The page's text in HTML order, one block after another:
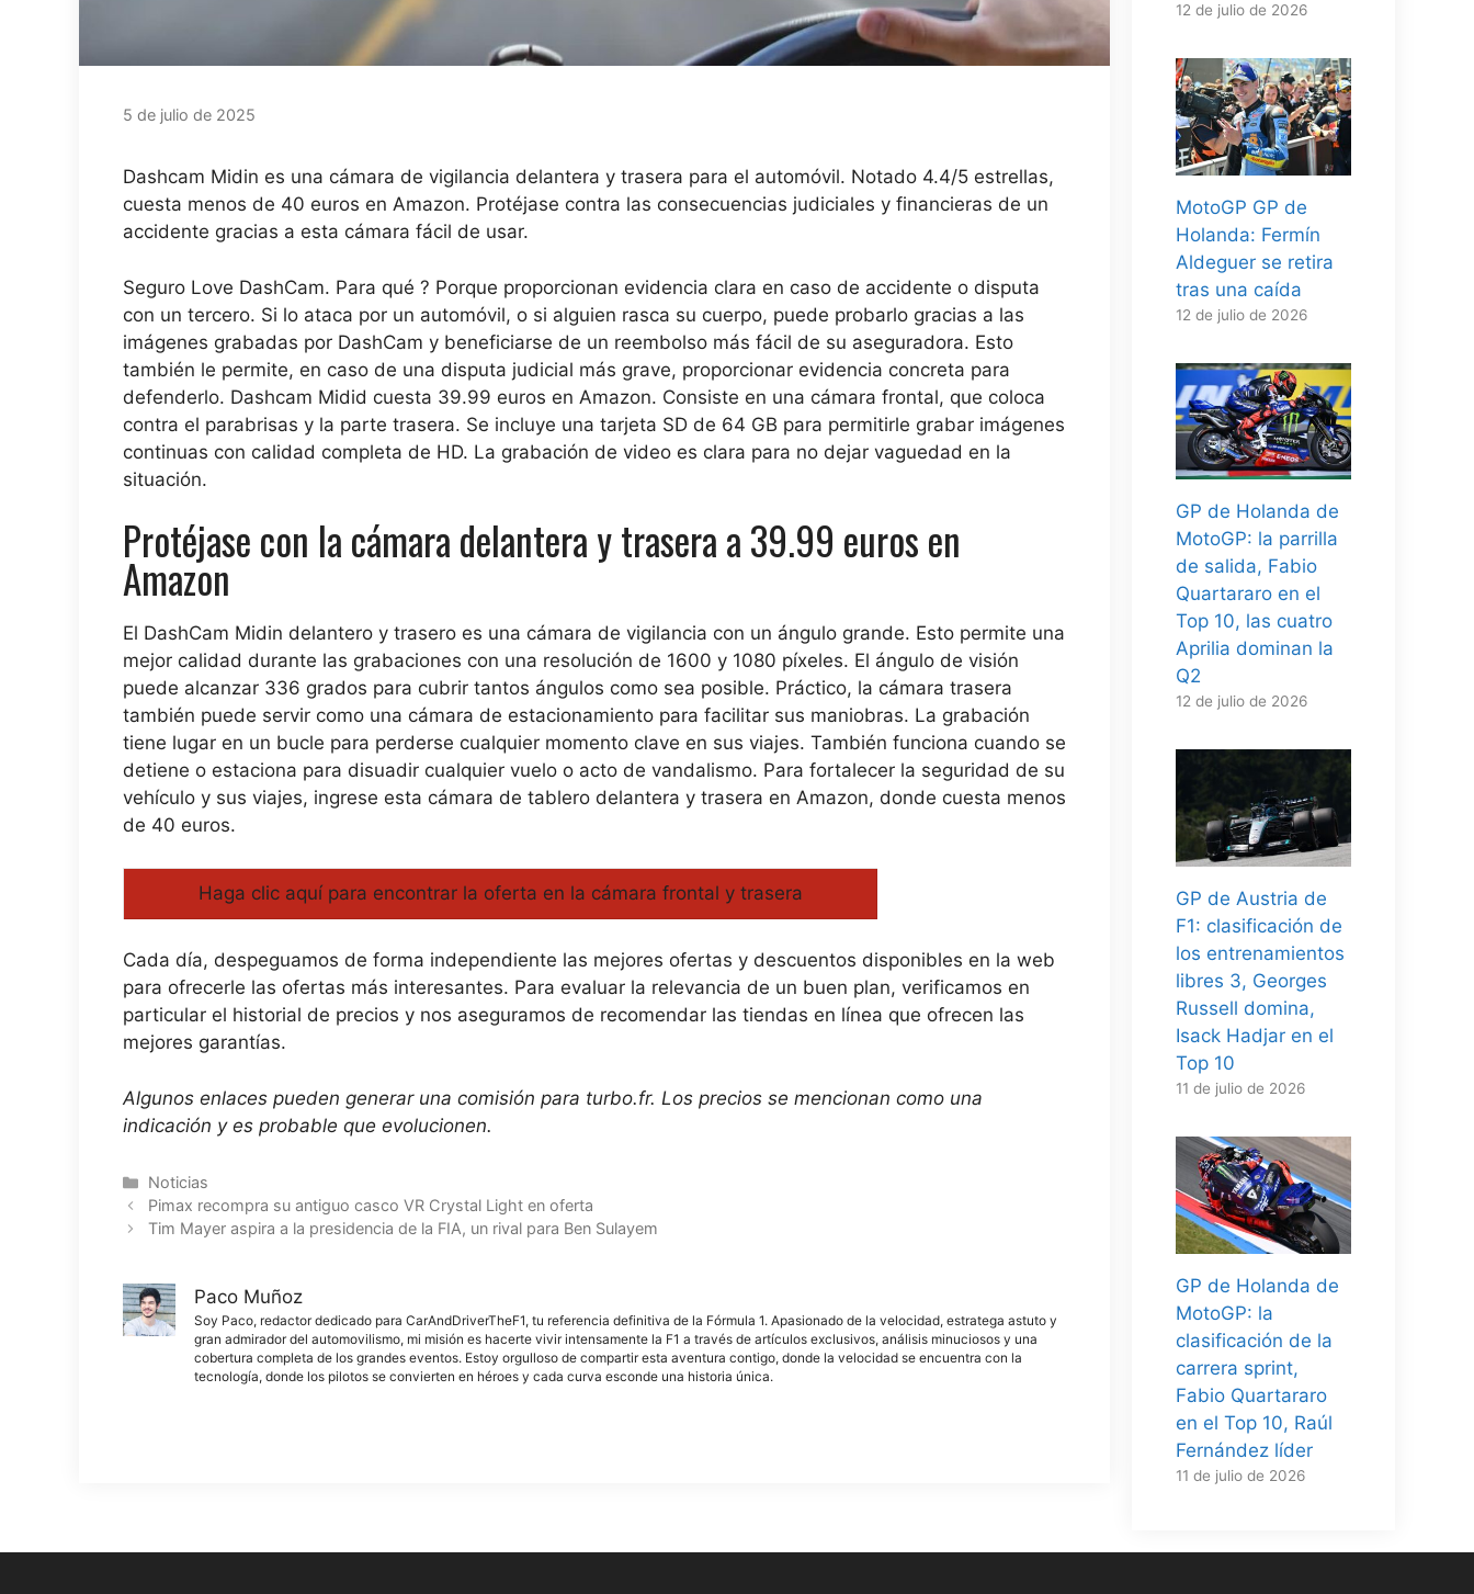
5 de julio de 2025
Dashcam Midin es una cámara de vigilancia delantera y trasera para el automóvil. Notado 4.4/5 estrellas,
cuesta menos de 40 euros en Amazon. Protéjase contra las consecuencias judiciales y financieras de un
accidente gracias a esta cámara fácil de usar.
Seguro Love DashCam. Para qué ? Porque proporcionan evidencia clara en caso de accidente o disputa
con un tercero. Si lo ataca por un automóvil, o si alguien rasca su cuerpo, puede probarlo gracias a las
imágenes grabadas por DashCam y beneficiarse de un reembolso más fácil de su aseguradora. Esto
también le permite, en caso de una disputa judicial más grave, proporcionar evidencia concreta para
defenderlo. Dashcam Midid cuesta 39.99 euros en Amazon. Consiste en una cámara frontal, que coloca
contra el parabrisas y la parte trasera. Se incluye una tarjeta SD de 64 GB para permitirle grabar imágenes
continuas con calidad completa de HD. La grabación de video es clara para no dejar vaguedad en la
situación.
Protéjase con la cámara delantera y trasera a 39.99 euros en
Amazon
El DashCam Midin delantero y trasero es una cámara de vigilancia con un ángulo grande. Esto permite una
mejor calidad durante las grabaciones con una resolución de 1600 y 1080 píxeles. El ángulo de visión
puede alcanzar 336 grados para cubrir tantos ángulos como sea posible. Práctico, la cámara trasera
también puede servir como una cámara de estacionamiento para facilitar sus maniobras. La grabación
tiene lugar en un bucle para perderse cualquier momento clave en sus viajes. También funciona cuando se
detiene o estaciona para disuadir cualquier vuelo o acto de vandalismo. Para fortalecer la seguridad de su
vehículo y sus viajes, ingrese esta cámara de tablero delantera y trasera en Amazon, donde cuesta menos
de 40 euros.
Haga clic aquí para encontrar la oferta en la cámara frontal y trasera
Cada día, despeguamos de forma independiente las mejores ofertas y descuentos disponibles en la web
para ofrecerle las ofertas más interesantes. Para evaluar la relevancia de un buen plan, verificamos en
particular el historial de precios y nos aseguramos de recomendar las tiendas en línea que ofrecen las
mejores garantías.
Algunos enlaces pueden generar una comisión para turbo.fr. Los precios se mencionan como una
indicación y es probable que evolucionen.
Categorías
Noticias
Pimax recompra su antiguo casco VR Crystal Light en oferta
Tim Mayer aspira a la presidencia de la FIA, un rival para Ben Sulayem
Paco Muñoz
Soy Paco, redactor dedicado para CarAndDriverTheF1, tu referencia definitiva de la Fórmula 1. Apasionado de la velocidad, estratega astuto y
gran admirador del automovilismo, mi misión es hacerte vivir intensamente la F1 a través de artículos exclusivos, análisis minuciosos y una
cobertura completa de los grandes eventos. Estoy orgulloso de compartir esta aventura contigo, donde la velocidad se encuentra con la
tecnología, donde los pilotos se convierten en héroes y cada curva esconde una historia única.
12 de julio de 2026
MotoGP GP de
Holanda: Fermín
Aldeguer se retira
tras una caída
12 de julio de 2026
GP de Holanda de
MotoGP: la parrilla
de salida, Fabio
Quartararo en el
Top 10, las cuatro
Aprilia dominan la
Q2
12 de julio de 2026
GP de Austria de
F1: clasificación de
los entrenamientos
libres 3, Georges
Russell domina,
Isack Hadjar en el
Top 10
11 de julio de 2026
GP de Holanda de
MotoGP: la
clasificación de la
carrera sprint,
Fabio Quartararo
en el Top 10, Raúl
Fernández líder
11 de julio de 2026